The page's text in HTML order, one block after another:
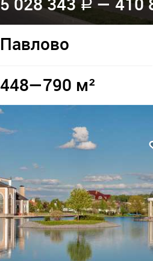
5 028 343 a — 410
Павлово
448—790 м²